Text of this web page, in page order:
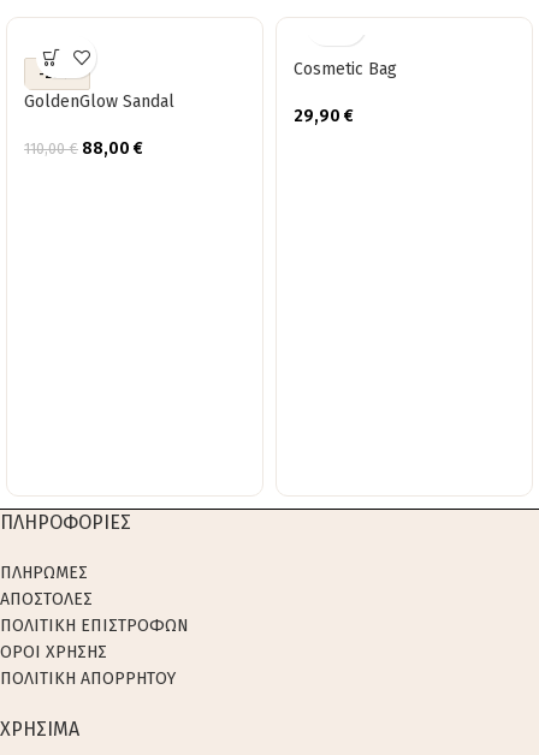
-20%
GoldenGlow Sandal
110,00€ 88,00 €
Cosmetic Bag
29,90 €
ΠΛΗΡΟΦΟΡΙΕΣ
ΠΛΗΡΩΜΕΣ
ΑΠΟΣΤΟΛΕΣ
ΠΟΛΙΤΙΚΗ ΕΠΙΣΤΡΟΦΩΝ
ΟΡΟΙ ΧΡΗΣΗΣ
ΠΟΛΙΤΙΚΗ ΑΠΟΡΡΗΤΟΥ
ΧΡΗΣΙΜΑ